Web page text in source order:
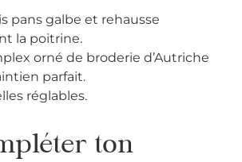
pans galbe et rehausse
la poitrine.
orné de broderie d’Autriche
parfait.
réglables.
ton